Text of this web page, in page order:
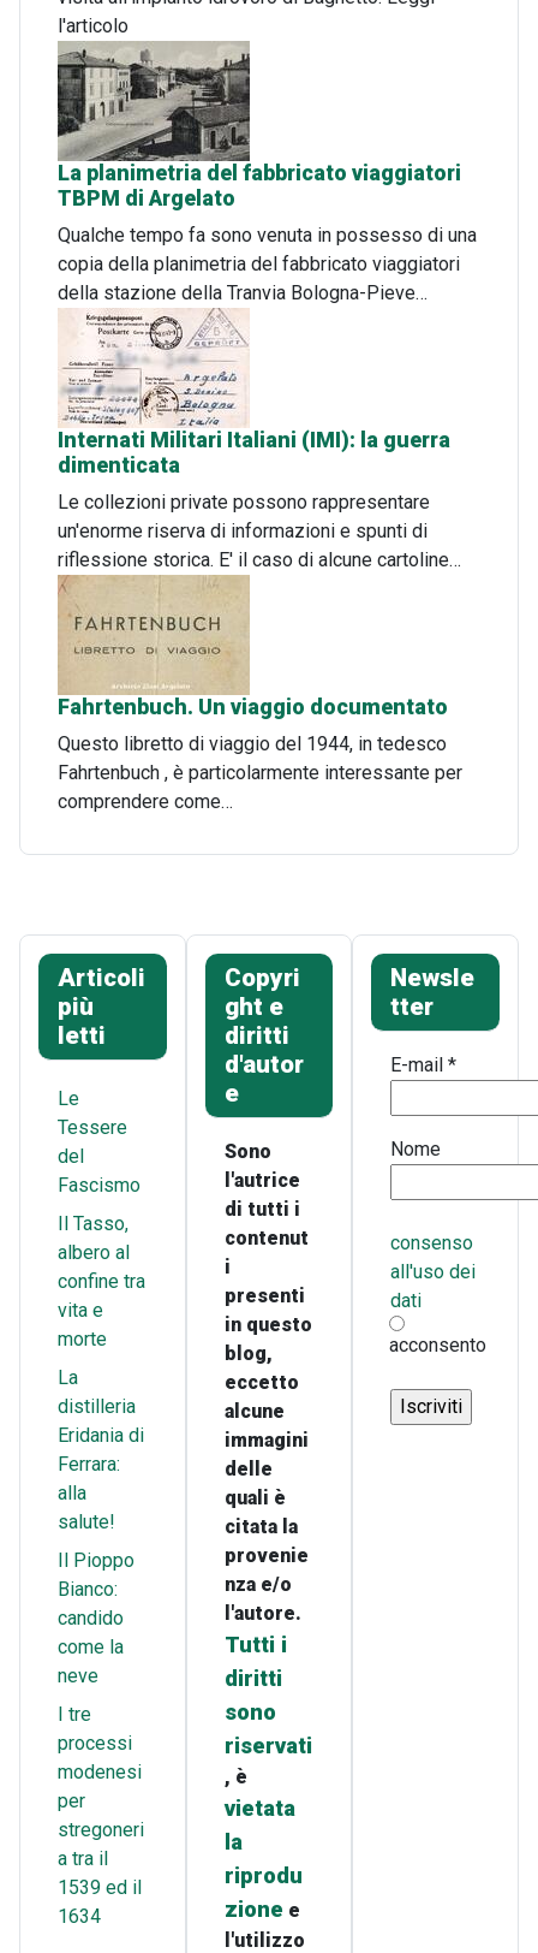
l'articolo
La planimetria del fabbricato viaggiatori
TBPM di Argelato
Qualche tempo fa sono venuta in possesso di una
copia della planimetria del fabbricato viaggiatori
della stazione della Tranvia Bologna-Pieve…
Internati Militari Italiani (IMI): la guerra
dimenticata
Le collezioni private possono rappresentare
un'enorme riserva di informazioni e spunti di
riflessione storica. E' il caso di alcune cartoline…
Fahrtenbuch. Un viaggio documentato
Questo libretto di viaggio del 1944, in tedesco
Fahrtenbuch , è particolarmente interessante per
comprendere come…
Articoli
più
letti
Le
Tessere
del
Fascismo
Il Tasso,
albero al
confine tra
vita e
morte
La
distilleria
Eridania di
Ferrara:
alla
salute!
Il Pioppo
Bianco:
candido
come la
neve
I tre
processi
modenesi
per
stregoneri
a tra il
1539 ed il
1634
Copyri
ght e
diritti
d'autor
e
Sono
l'autrice
di tutti i
contenut
i
presenti
in questo
blog,
eccetto
alcune
immagini
delle
quali è
citata la
provenie
nza e/o
l'autore.
Tutti i
diritti
sono
riservati
, è
vietata
la
riprodu
zione e
l'utilizzo
Newsle
tter
E-mail*
Nome
consenso
all'uso dei
dati
acconsento